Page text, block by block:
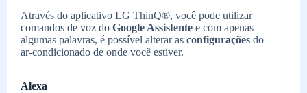
Através do aplicativo LG ThinQ®, você pode utilizar
comandos de voz do Google Assistente e com apenas
algumas palavras, é possível alterar as configurações do
ar-condicionado de onde você estiver.
Alexa